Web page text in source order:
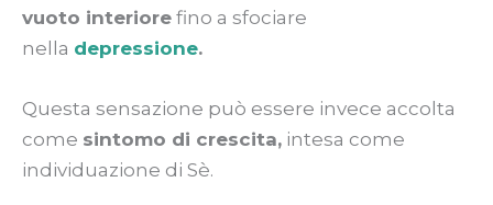
vuoto interiore fino a sfociare
nella depressione.
Questa sensazione può essere invece accolta
come sintomo di crescita, intesa come
individuazione di Sè.